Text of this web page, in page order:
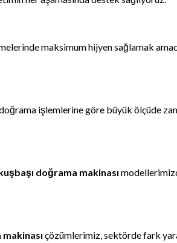
maksimum hijyen sağlamak
işlemlerine göre büyük ölçüde
doğrama makinası
çözümlerimiz, sektörde fark